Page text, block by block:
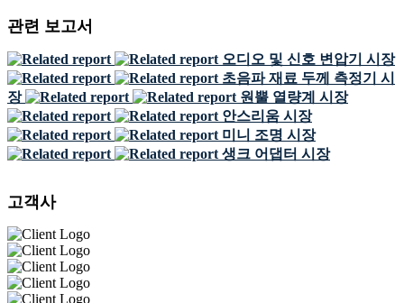
관련 보고서
오디오 및 신호 변압기 시장
초음파 재료 두께 측정기 시
장
원뿔 열량계 시장
안스리움 시장
미니 조명 시장
생크 어댑터 시장
고객사